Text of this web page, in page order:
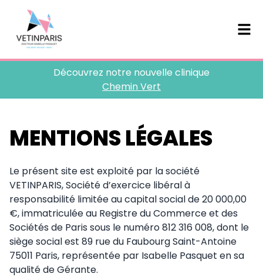
Découvrez notre nouvelle clinique
Chemin Vert
MENTIONS LÉGALES
Le présent site est exploité par la société
VETINPARIS, Société d’exercice libéral à
responsabilité limitée au capital social de 20 000,00
€, immatriculée au Registre du Commerce et des
Sociétés de Paris sous le numéro 812 316 008, dont le
siège social est 89 rue du Faubourg Saint-Antoine
75011 Paris, représentée par Isabelle Pasquet en sa
qualité de Gérante.